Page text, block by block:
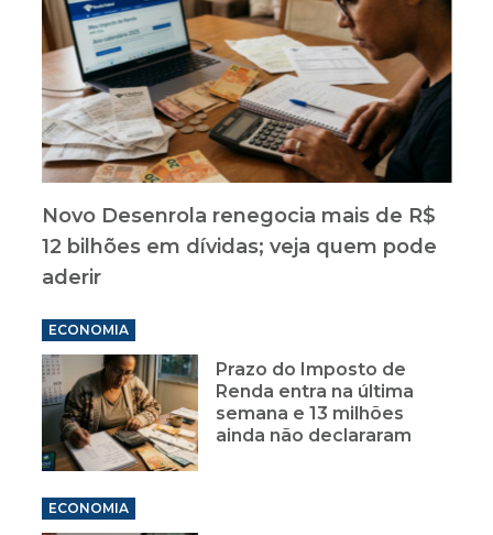
Novo Desenrola renegocia mais de R$
12 bilhões em dívidas; veja quem pode
aderir
ECONOMIA
Prazo do Imposto de
Renda entra na última
semana e 13 milhões
ainda não declararam
ECONOMIA